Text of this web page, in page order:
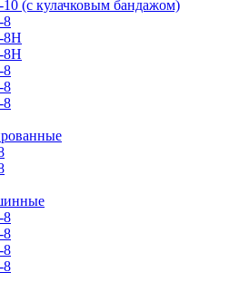
10 (с кулачковым бандажом)
8
8H
8H
8
8
8
8
8
8
8